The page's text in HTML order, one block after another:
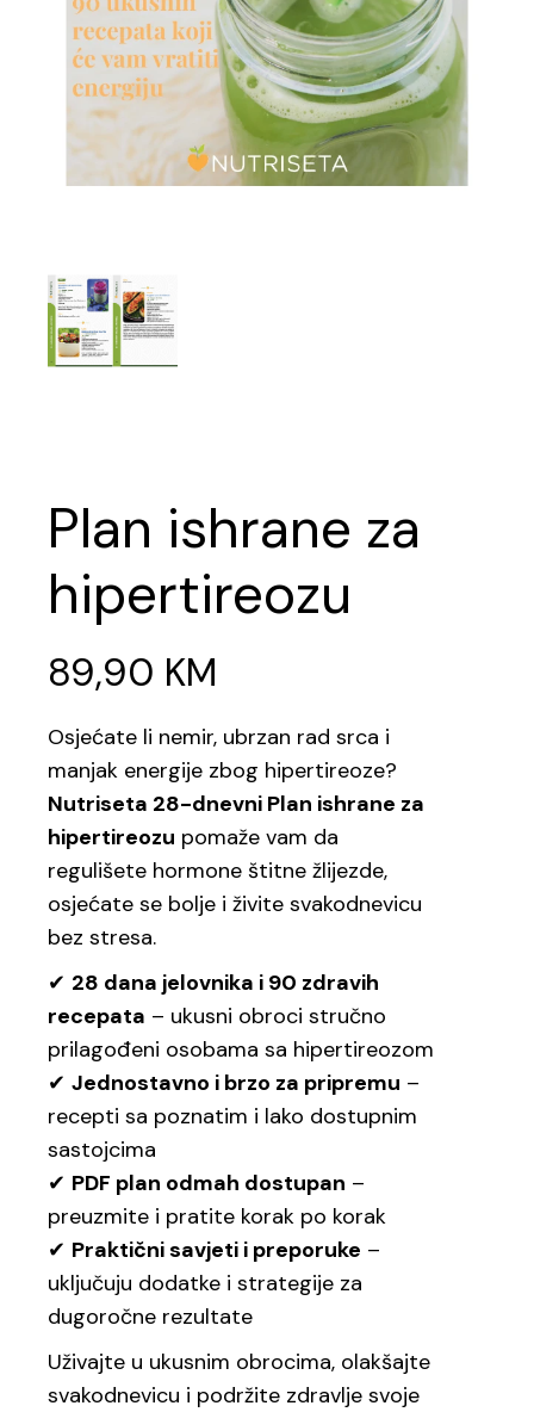
Plan ishrane za
hipertireozu
89,90 KM
Osjećate li nemir, ubrzan rad srca i
manjak energije zbog hipertireoze?
Nutriseta 28-dnevni Plan ishrane za
hipertireozu pomaže vam da
regulišete hormone štitne žlijezde,
osjećate se bolje i živite svakodnevicu
bez stresa.
✔ 28 dana jelovnika i 90 zdravih
recepata – ukusni obroci stručno
prilagođeni osobama sa hipertireozom
✔Jednostavno i brzo za pripremu –
recepti sa poznatim i lako dostupnim
sastojcima
✔ PDF plan odmah dostupan –
preuzmite i pratite korak po korak
✔ Praktični savjeti i preporuke –
uključuju dodatke i strategije za
dugoročne rezultate
Uživajte u ukusnim obrocima, olakšajte
svakodnevicu i podržite zdravlje svoje